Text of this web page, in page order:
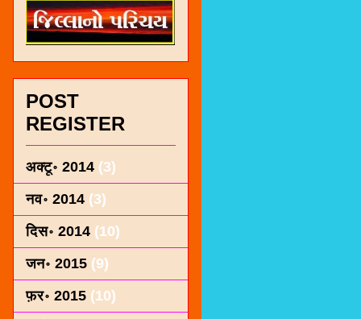
POST
REGISTER
अक्टू॰ 2014 (3)
नव॰ 2014 (3)
दिस॰ 2014 (10)
जन॰ 2015 (9)
फ़र॰ 2015 (10)